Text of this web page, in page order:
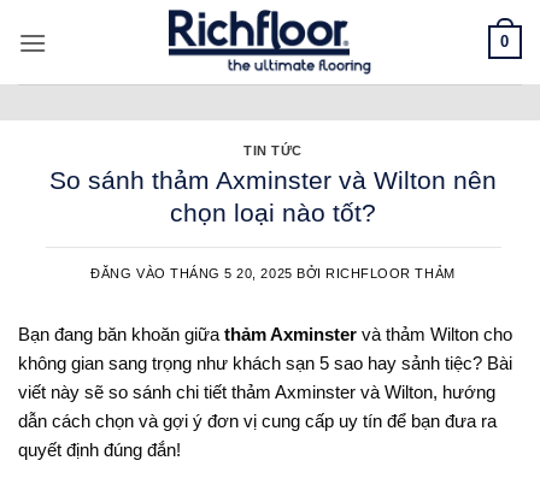
qua
0
TIN TỨC
So sánh thảm Axminster và Wilton nên
chọn loại nào tốt?
ĐĂNG VÀOTHÁNG 5 20, 2025 BỞI RICHFLOOR THẢM
Bạn đang băn khoăn giữa thảm Axminster và thảm Wilton cho
không gian sang trọng như khách sạn 5 sao hay sảnh tiệc? Bài
viết này sẽ so sánh chi tiết thảm Axminster và Wilton, hướng
dẫn cách chọn và gợi ý đơn vị cung cấp uy tín để bạn đưa ra
quyết định đúng đắn!